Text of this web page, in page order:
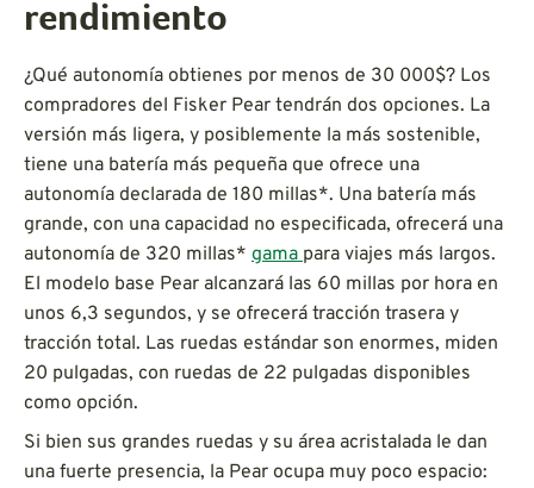
rendimiento
¿Qué autonomía obtienes por menos de 30 000$? Los
compradores del Fisker Pear tendrán dos opciones. La
versión más ligera, y posiblemente la más sostenible,
tiene una batería más pequeña que ofrece una
autonomía declarada de 180 millas*. Una batería más
grande, con una capacidad no especificada, ofrecerá una
autonomía de 320 millas* gama para viajes más largos.
El modelo base Pear alcanzará las 60 millas por hora en
unos 6,3 segundos, y se ofrecerá tracción trasera y
tracción total. Las ruedas estándar son enormes, miden
20 pulgadas, con ruedas de 22 pulgadas disponibles
como opción.
Si bien sus grandes ruedas y su área acristalada le dan
una fuerte presencia, la Pear ocupa muy poco espacio: